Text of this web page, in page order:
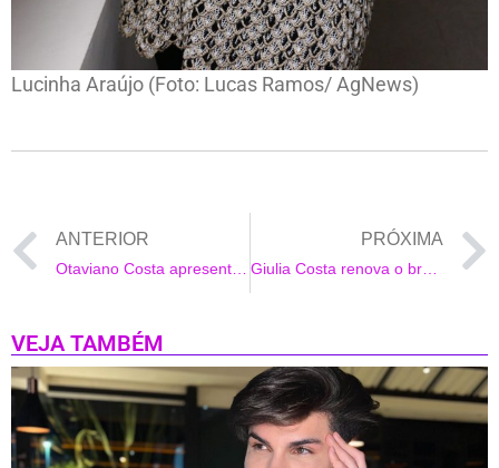
Lucinha Araújo (Foto: Lucas Ramos/ AgNews)
ANTERIOR PRÓXIMA
Giulia Costa renova o bronzeado em praia do Rio
VEJA TAMBÉM